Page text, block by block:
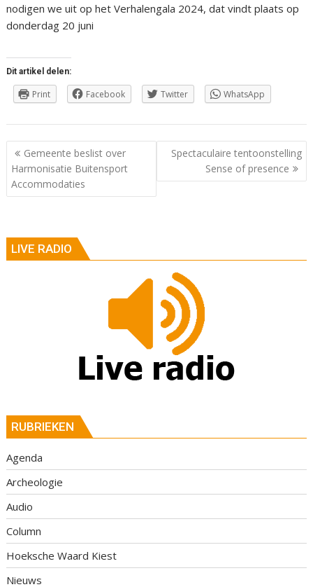
nodigen we uit op het Verhalengala 2024, dat vindt plaats op
donderdag 20 juni
Dit artikel delen:
Print Facebook Twitter WhatsApp
Berichtnavigatie
Gemeente beslist over
Harmonisatie Buitensport
Accommodaties
Spectaculaire tentoonstelling
Sense of presence
LIVE RADIO
RUBRIEKEN
Agenda
Archeologie
Audio
Column
Hoeksche Waard Kiest
Nieuws